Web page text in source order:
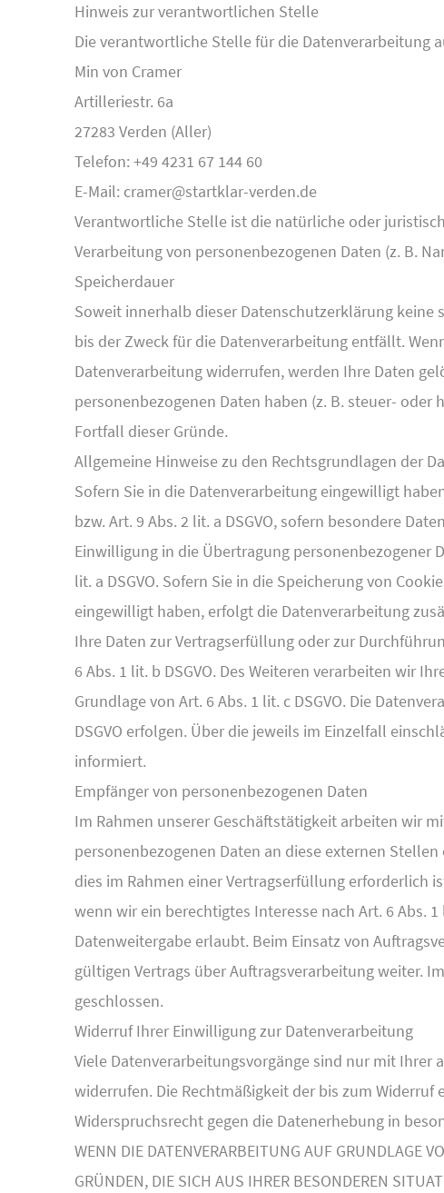
Hinweis zur verantwortlichen Stelle
Die verantwortliche Stelle für die Datenverarbeitung
Min von Cramer
Artilleriestr. 6a
27283 Verden (Aller)
Telefon: +49 4231 67 144 60
E-Mail: cramer@startklar-verden.de
Verantwortliche Stelle ist die natürliche oder
Verarbeitung von personenbezogenen Daten (z. B.
Speicherdauer
Soweit innerhalb dieser Datenschutzerklärung
bis der Zweck für die Datenverarbeitung entfällt.
Datenverarbeitung widerrufen, werden Ihre Daten
personenbezogenen Daten haben (z. B. steuer-
Fortfall dieser Gründe.
Allgemeine Hinweise zu den Rechtsgrundlagen der
Sofern Sie in die Datenverarbeitung eingewilligt
bzw. Art. 9 Abs. 2 lit. a DSGVO, sofern besondere
Einwilligung in die Übertragung personenbezogener
lit. a DSGVO. Sofern Sie in die Speicherung von
eingewilligt haben, erfolgt die Datenverarbeitung
Ihre Daten zur Vertragserfüllung oder zur
6 Abs. 1 lit. b DSGVO. Des Weiteren verarbeiten wir
Grundlage von Art. 6 Abs. 1 lit. c DSGVO. Die
DSGVO erfolgen. Über die jeweils im Einzelfall
informiert.
Empfänger von personenbezogenen Daten
Im Rahmen unserer Geschäftstätigkeit arbeiten wir
personenbezogenen Daten an diese externen
dies im Rahmen einer Vertragserfüllung erforderlich
wenn wir ein berechtigtes Interesse nach Art. 6 Abs.
Datenweitergabe erlaubt. Beim Einsatz von
gültigen Vertrags über Auftragsverarbeitung weiter.
geschlossen.
Widerruf Ihrer Einwilligung zur Datenverarbeitung
Viele Datenverarbeitungsvorgänge sind nur mit
widerrufen. Die Rechtmäßigkeit der bis zum
Widerspruchsrecht gegen die Datenerhebung in
WENN DIE DATENVERARBEITUNG AUF GRUNDLAGE
GRÜNDEN, DIE SICH AUS IHRER BESONDEREN